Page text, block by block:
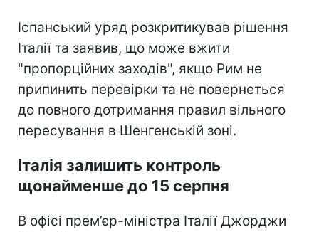
Іспанський уряд розкритикував рішення
Італії та заявив, що може вжити
"пропорційних заходів", якщо Рим не
припинить перевірки та не повернеться
до повного дотримання правил вільного
пересування в Шенгенській зоні.
Італія залишить контроль
щонайменше до 15 серпня
В офісі прем’єр-міністра Італії Джорджи